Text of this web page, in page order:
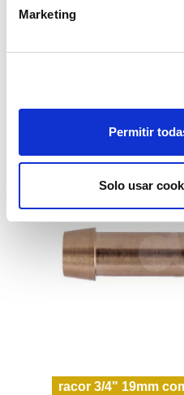
Marketing
Permitir
Solo usar
racor 3/4" 19mm